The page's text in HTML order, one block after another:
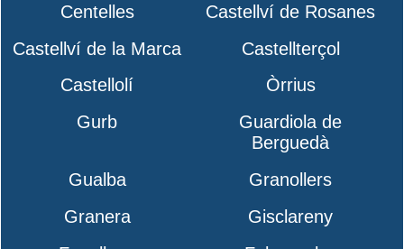
Centelles
Castellví de Rosanes
Castellví de la Marca
Castellterçol
Castellolí
Òrrius
Gurb
Guardiola de
Berguedà
Gualba
Granollers
Granera
Gisclareny